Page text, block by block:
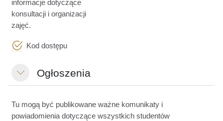
informacje dotyczące
konsultacji i organizacji
zajęć.
Kod dostępuTest
MinimalizujOgłoszenia
Tu mogą być publikowane ważne komunikaty i
powiadomienia dotyczące wszystkich studentów